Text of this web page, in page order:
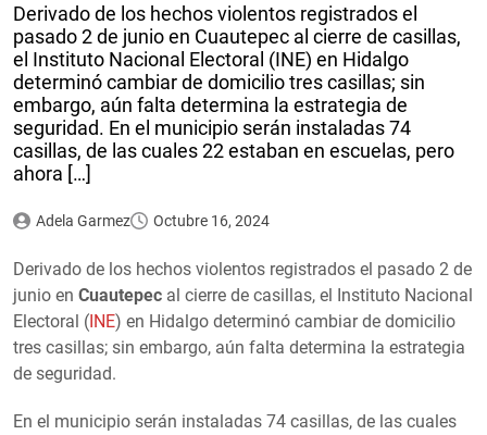
Derivado de los hechos violentos registrados el
pasado 2 de junio en Cuautepec al cierre de casillas,
el Instituto Nacional Electoral (INE) en Hidalgo
determinó cambiar de domicilio tres casillas; sin
embargo, aún falta determina la estrategia de
seguridad. En el municipio serán instaladas 74
casillas, de las cuales 22 estaban en escuelas, pero
ahora […]
Adela Garmez Octubre 16, 2024
Derivado de los hechos violentos registrados el pasado 2 de
junio en Cuautepec al cierre de casillas, el Instituto Nacional
Electoral (INE) en Hidalgo determinó cambiar de domicilio
tres casillas; sin embargo, aún falta determina la estrategia
de seguridad.
En el municipio serán instaladas 74 casillas, de las cuales